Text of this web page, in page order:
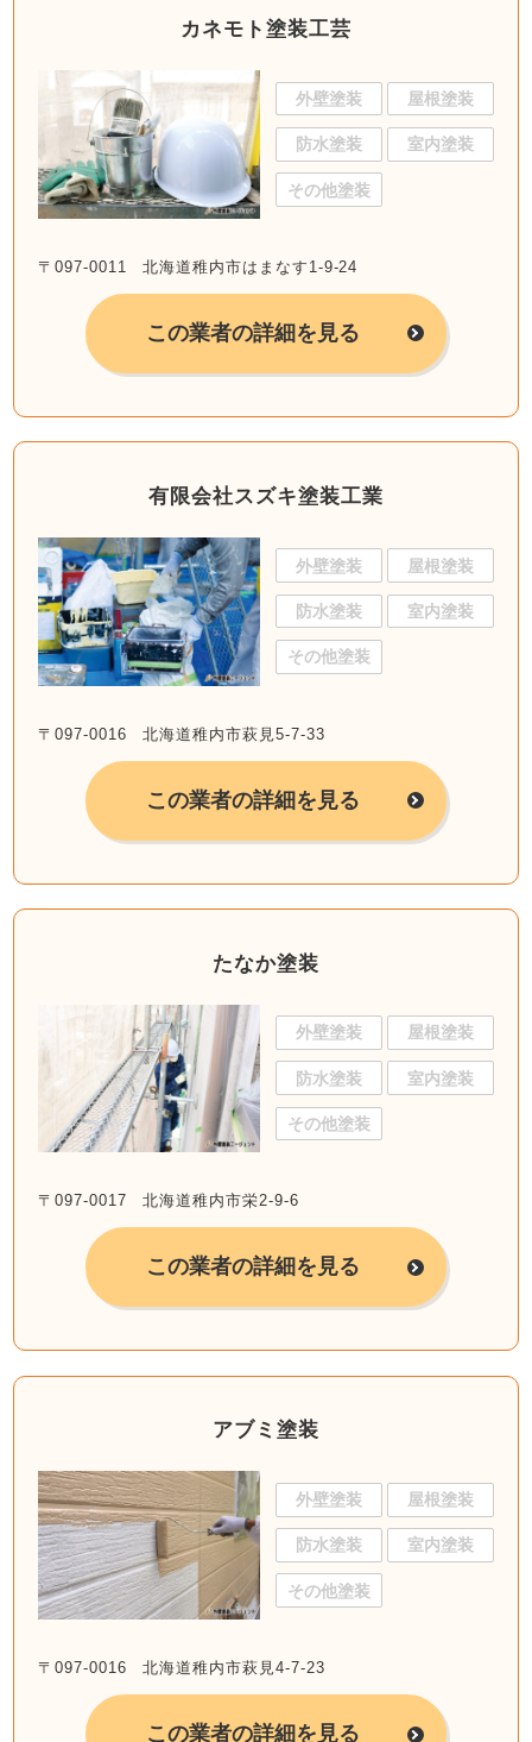
カネモト塗装工芸
外壁塗装 屋根塗装
防水塗装 室内塗装
その他塗装
〒097-0011 北海道稚内市はまなす1-9-24
この業者の詳細を見る
有限会社スズキ塗装工業
外壁塗装 屋根塗装
防水塗装 室内塗装
その他塗装
〒097-0016 北海道稚内市萩見5-7-33
この業者の詳細を見る
たなか塗装
外壁塗装 屋根塗装
防水塗装 室内塗装
その他塗装
〒097-0017 北海道稚内市栄2-9-6
この業者の詳細を見る
アブミ塗装
外壁塗装 屋根塗装
防水塗装 室内塗装
その他塗装
〒097-0016 北海道稚内市萩見4-7-23
この業者の詳細を見る